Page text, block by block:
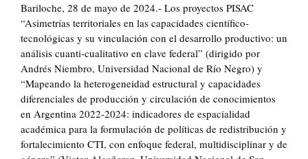
Bariloche, 28 de mayo de 2024.- Los proyectos PISAC
“Asimetrías territoriales en las capacidades científico-
tecnológicas y su vinculación con el desarrollo productivo: un
análisis cuanti-cualitativo en clave federal” (dirigido por
Andrés Niembro, Universidad Nacional de Río Negro) y
“Mapeando la heterogeneidad estructural y capacidades
diferenciales de producción y circulación de conocimientos
en Argentina 2022-2024: indicadores de espacialidad
académica para la formulación de políticas de redistribución y
fortalecimiento CTI, con enfoque federal, multidisciplinar y de